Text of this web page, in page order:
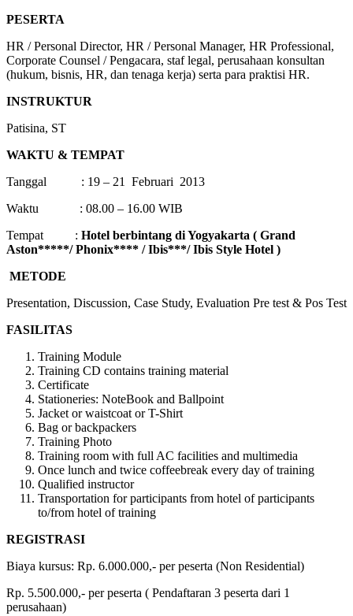
PESERTA
HR / Personal Director, HR / Personal Manager, HR Professional,
Corporate Counsel / Pengacara, staf legal, perusahaan konsultan
(hukum, bisnis, HR, dan tenaga kerja) serta para praktisi HR.
INSTRUKTUR
Patisina, ST
WAKTU & TEMPAT
Tanggal : 19 – 21 Februari 2013
Waktu : 08.00 – 16.00 WIB
Tempat : Hotel berbintang di Yogyakarta ( Grand
Aston*****/ Phonix**** / Ibis***/ Ibis Style Hotel )
METODE
Presentation, Discussion, Case Study, Evaluation Pre test & Pos Test
FASILITAS
Training Module
Training CD contains training material
Certificate
Stationeries: NoteBook and Ballpoint
Jacket or waistcoat or T-Shirt
Bag or backpackers
Training Photo
Training room with full AC facilities and multimedia
Once lunch and twice coffeebreak every day of training
Qualified instructor
Transportation for participants from hotel of participants
to/from hotel of training
REGISTRASI
Biaya kursus: Rp. 6.000.000,- per peserta (Non Residential)
Rp. 5.500.000,- per peserta ( Pendaftaran 3 peserta dari 1
perusahaan)